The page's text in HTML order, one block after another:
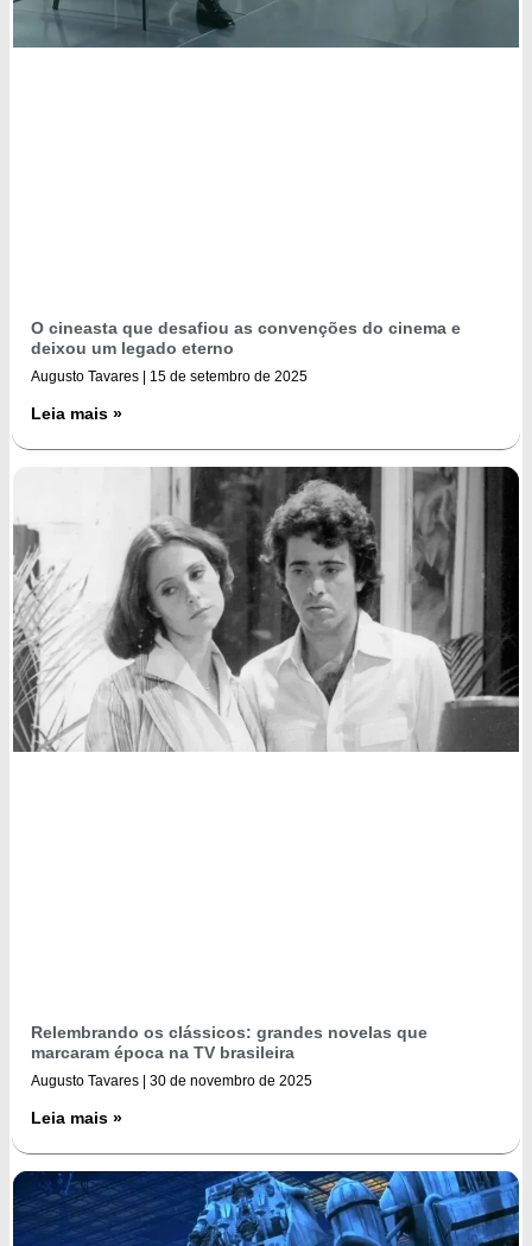
O cineasta que desafiou as convenções do cinema e
deixou um legado eterno
Augusto Tavares 15 de setembro de 2025
Leia mais »
Relembrando os clássicos: grandes novelas que
marcaram época na TV brasileira
Augusto Tavares 30 de novembro de 2025
Leia mais »